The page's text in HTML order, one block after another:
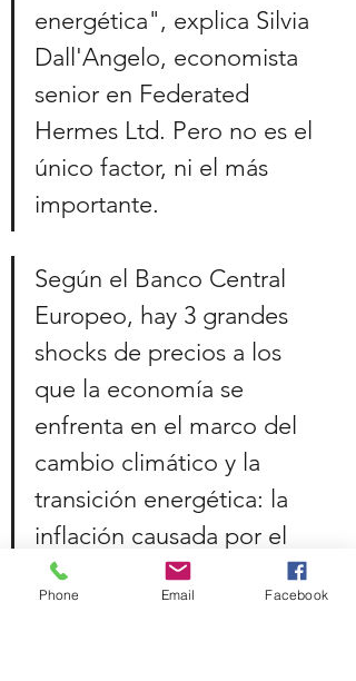
energética", explica Silvia
Dall'Angelo, economista
senior en Federated
Hermes Ltd. Pero no es el
único factor, ni el más
importante.
Según el Banco Central
Europeo, hay 3 grandes
shocks de precios a los
que la economía se
enfrenta en el marco del
cambio climático y la
transición energética: la
inflación causada por el
cambio climático, la
provocada por las
Phone Email Facebook